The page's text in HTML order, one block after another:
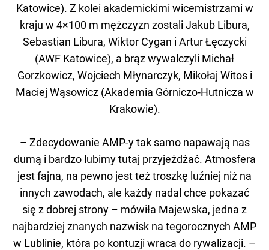
Katowice). Z kolei akademickimi wicemistrzami w
kraju w 4×100 m mężczyzn zostali Jakub Libura,
Sebastian Libura, Wiktor Cygan i Artur Łęczycki
(AWF Katowice), a brąz wywalczyli Michał
Gorzkowicz, Wojciech Młynarczyk, Mikołaj Witos i
Maciej Wąsowicz (Akademia Górniczo-Hutnicza w
Krakowie).
– Zdecydowanie AMP-y tak samo napawają nas
dumą i bardzo lubimy tutaj przyjeżdżać. Atmosfera
jest fajna, na pewno jest też troszkę luźniej niż na
innych zawodach, ale każdy nadal chce pokazać
się z dobrej strony – mówiła Majewska, jedna z
najbardziej znanych nazwisk na tegorocznych AMP
w Lublinie, która po kontuzji wraca do rywalizacji. –